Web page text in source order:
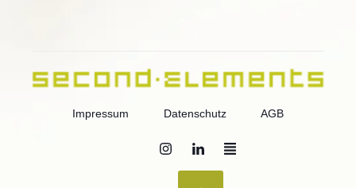
Impressum Datenschutz AGB